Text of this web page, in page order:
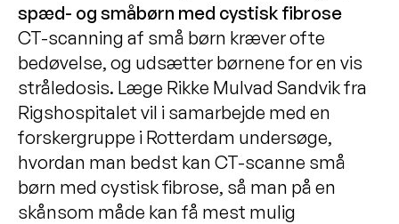
spæd- og småbørn med cystisk fibrose
CT-scanning af små børn kræver ofte
bedøvelse, og udsætter børnene for en vis
stråledosis. Læge Rikke Mulvad Sandvik fra
Rigshospitalet vil i samarbejde med en
forskergruppe i Rotterdam undersøge,
hvordan man bedst kan CT-scanne små
børn med cystisk fibrose, så man på en
skånsom måde kan få mest mulig